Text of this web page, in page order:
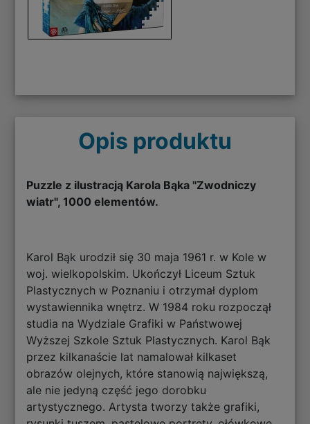
Opis produktu
Puzzle z ilustracją Karola Bąka "Zwodniczy
wiatr", 1000 elementów.
Karol Bąk urodził się 30 maja 1961 r. w Kole w
woj. wielkopolskim. Ukończył Liceum Sztuk
Plastycznych w Poznaniu i otrzymał dyplom
wystawiennika wnętrz. W 1984 roku rozpoczął
studia na Wydziale Grafiki w Państwowej
Wyższej Szkole Sztuk Plastycznych. Karol Bąk
przez kilkanaście lat namalował kilkaset
obrazów olejnych, które stanowią największą,
ale nie jedyną część jego dorobku
artystycznego. Artysta tworzy także grafiki,